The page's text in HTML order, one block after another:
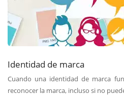
Identidad de marca
Cuando una identidad de marca
reconocer la marca, incluso si no